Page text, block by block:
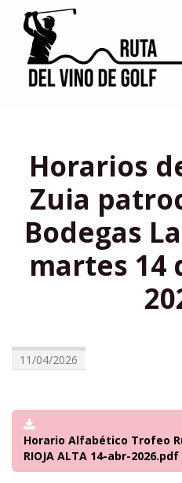
Horarios
Zuia
Bodegas
martes 14
11/04/2026
Horario Alfabético Trofeo
RIOJA ALTA 14-abr-2026.pdf